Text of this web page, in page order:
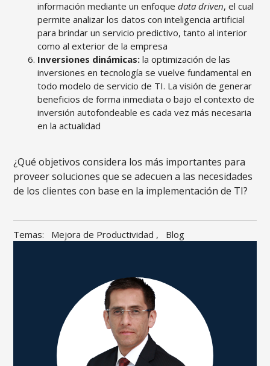
información mediante un enfoquedata driven, el cual
permite analizar los datos con inteligencia artificial
para brindar un servicio predictivo, tanto al interior
como al exterior de la empresa
Inversiones dinámicas:la optimización de las
inversiones en tecnología se vuelve fundamental en
todo modelo de servicio de TI. La visión de generar
beneficios de forma inmediata o bajo el contexto de
inversión autofondeable es cada vez más necesaria
en la actualidad
¿Qué objetivos considera los más importantes para
proveer soluciones que se adecuen a las necesidades
de los clientes con base en la implementación de TI?
Temas: Mejora de Productividad , Blog